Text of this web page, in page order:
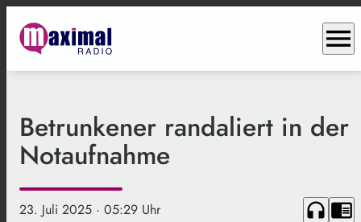
menu
Betrunkener randaliert in der
Notaufnahme
23. Juli 2025 · 05:29 Uhr headphones chrome_reader_mode